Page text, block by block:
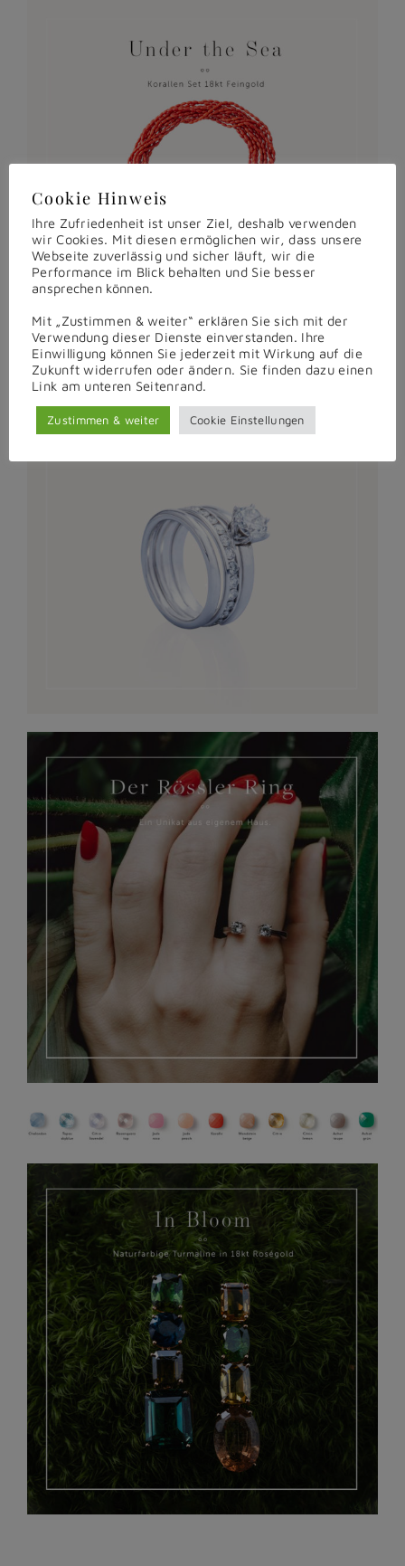
Cookie Hinweis
Ihre Zufriedenheit ist unser Ziel, deshalb verwenden
wir Cookies. Mit diesen ermöglichen wir, dass unsere
Webseite zuverlässig und sicher läuft, wir die
Performance im Blick behalten und Sie besser
ansprechen können.
Mit „Zustimmen & weiter“ erklären Sie sich mit der
Verwendung dieser Dienste einverstanden. Ihre
Einwilligung können Sie jederzeit mit Wirkung auf die
Zukunft widerrufen oder ändern. Sie finden dazu einen
Link am unteren Seitenrand.
Zustimmen & weiter Cookie Einstellungen